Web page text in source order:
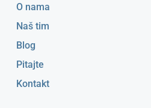
O nama
Naš tim
Blog
Pitajte
Kontakt